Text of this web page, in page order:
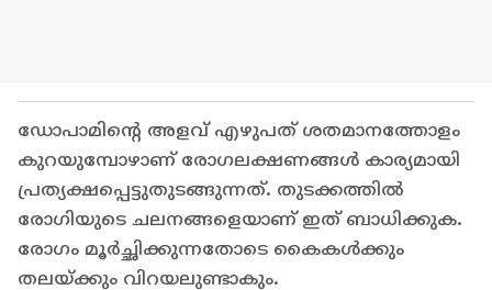
ഡോപാമിന്റെ അളവ് എഴുപത് ശതമാനത്തോളം
കുറയുമ്പോഴാണ് രോഗലക്ഷണങ്ങള്‍ കാര്യമായി
പ്രത്യക്ഷപ്പെട്ടുതുടങ്ങുന്നത്. തുടക്കത്തിൽ
രോഗിയുടെ ചലനങ്ങളെയാണ് ഇത് ബാധിക്കുക.
രോഗം മൂർച്ഛിക്കുന്നതോടെ കൈകൾക്കും
തലയ്ക്കും വിറയലുണ്ടാകും.